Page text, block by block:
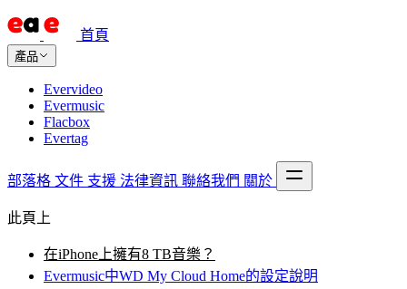
首頁
產品
Evervideo
Evermusic
Flacbox
Evertag
部落格 文件 支援 法律資訊 聯絡我們 關於
此頁上
在iPhone上擁有8 TB音樂？
Evermusic中WD My Cloud Home的設定說明